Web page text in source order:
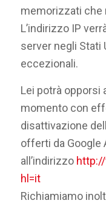
memorizzati che
L’indirizzo IP
server negli Stati
eccezionali.
Lei potrà opporsi
momento con
disattivazione
offerti da Google
all’indirizzo
hl=it
Richiamiamo